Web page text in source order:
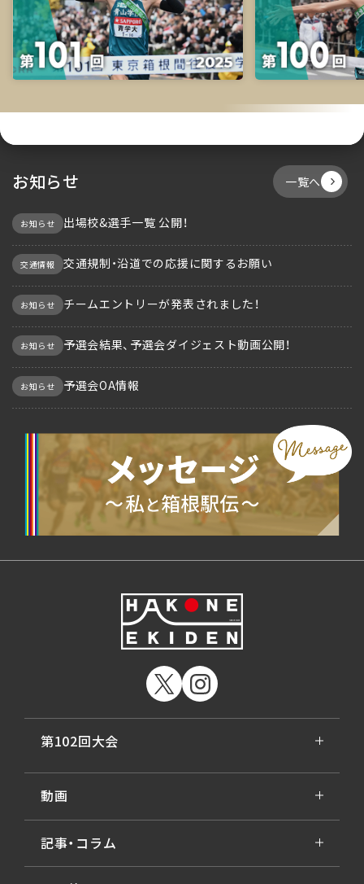
お知らせ 一覧へ
お知らせ 出場校&選手一覧 公開！
交通情報 交通規制・沿道での応援に関するお願い
お知らせ チームエントリーが発表されました！
お知らせ 予選会結果、予選会ダイジェスト動画公開！
お知らせ 予選会OA情報
第102回大会
動画
記事・コラム